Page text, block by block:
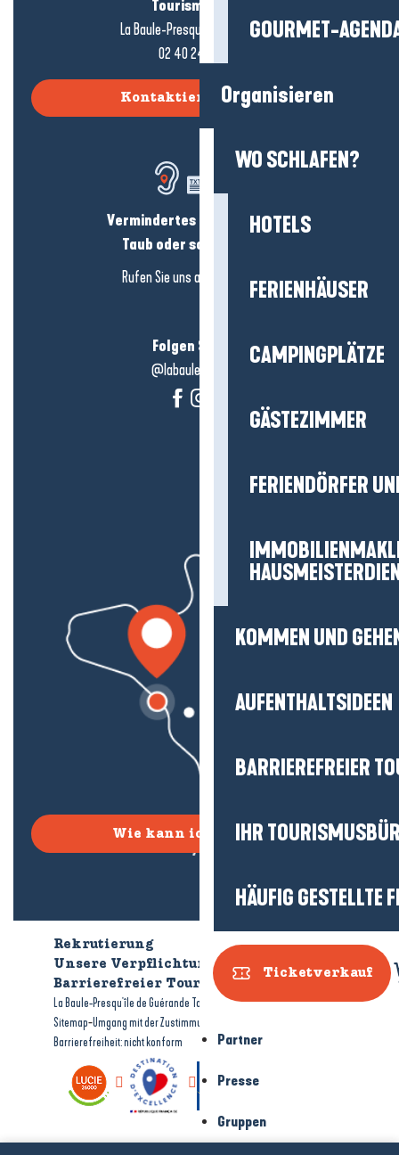
GOURMET-
Organisieren
WO SCHLAFEN?
HOTELS
FERIENHÄUSER
CAMPINGPLÄTZE
GÄSTEZIMMER
FERIENDÖRFER
KOMMEN UND
AUFENTHALTSIDEEN
BARRIEREFREIER
IHR
HÄUFIG GESTELLTE
Ticketverkauf
Partner
Presse
Gruppen
Tourismusbüro
La Baule-Presqu'île de Guérande
02 40 24 34 44
Kontaktieren Sie uns
Vermindertes Hörvermögen?
Taub oder schwerhörig?
Rufen Sie uns an in
hier klicken
Folgen Sie uns!
@labauleguérande
Wie kann ich kommen?
Rekrutierung
Wer sind wir?
Unsere Verpflichtungen
Barrierefreier Tourismus
La Baule-Presqu'île de Guérande Tourismus-Rechtliche Hinweise-
Sitemap-Umgang mit der Zustimmung
Barrierefreiheit: nicht konform